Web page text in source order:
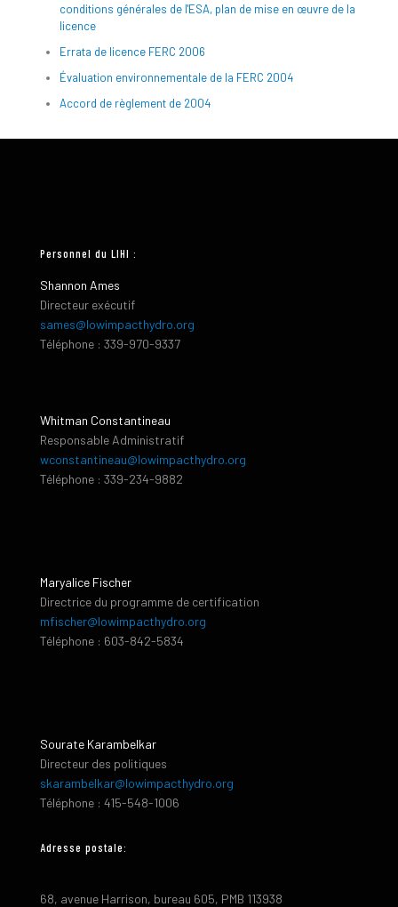
conditions générales de l'ESA, plan de mise en œuvre de la
licence
Errata de licence FERC 2006
Évaluation environnementale de la FERC 2004
Accord de règlement de 2004
Personnel du LIHI :
Shannon Ames
Directeur exécutif
sames@lowimpacthydro.org
Téléphone : 339-970-9337
Whitman Constantineau
Responsable Administratif
wconstantineau@lowimpacthydro.org
Téléphone : 339-234-9882
Maryalice Fischer
Directrice du programme de certification
mfischer@lowimpacthydro.org
Téléphone : 603-842-5834
Sourate Karambelkar
Directeur des politiques
skarambelkar@lowimpacthydro.org
Téléphone : 415-548-1006
Adresse postale:
68, avenue Harrison, bureau 605, PMB 113938